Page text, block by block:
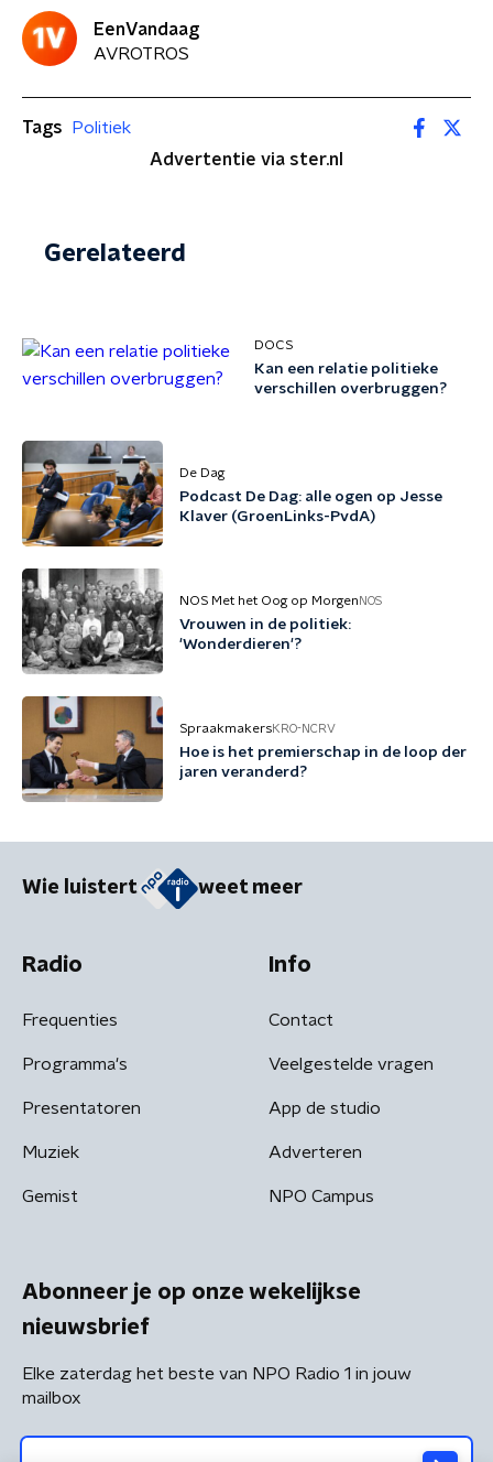
EenVandaag
AVROTROS
Tags
Politiek
Advertentie via ster.nl
Gerelateerd
DOCS
Kan een relatie politieke
verschillen overbruggen?
De Dag
Podcast De Dag: alle ogen op Jesse
Klaver (GroenLinks-PvdA)
NOS Met het Oog op Morgen NOS
Vrouwen in de politiek:
'Wonderdieren'?
SpraakmakersKRO-NCRV
Hoe is het premierschap in de loop der
jaren veranderd?
Wie luistert weet meer
Radio
Frequenties
Programma's
Presentatoren
Muziek
Gemist
Info
Contact
Veelgestelde vragen
App de studio
Adverteren
NPO Campus
Abonneer je op onze wekelijkse
nieuwsbrief
Elke zaterdag het beste van NPO Radio 1 in jouw
mailbox